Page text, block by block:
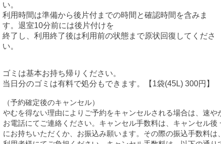
い。
利用時間は準備から後片付までの時間と確認時間を含みま
す。退室10分前には後片付けを
終了し、利用終了後は利用前の状態まで原状回復してくださ
い。
ゴミは基本お持ち帰りください。
当日分のゴミは有料で処分もできます。【1袋(45L) 300円】
（予約確定後のキャンセル）
やむを得ない理由によりご予約をキャンセルされる場合は、速や
お電話にてご連絡ください。キャンセル手数料は、キャンセル後
にお持ちいただくか、お振込み願います。その際の振込手数料は